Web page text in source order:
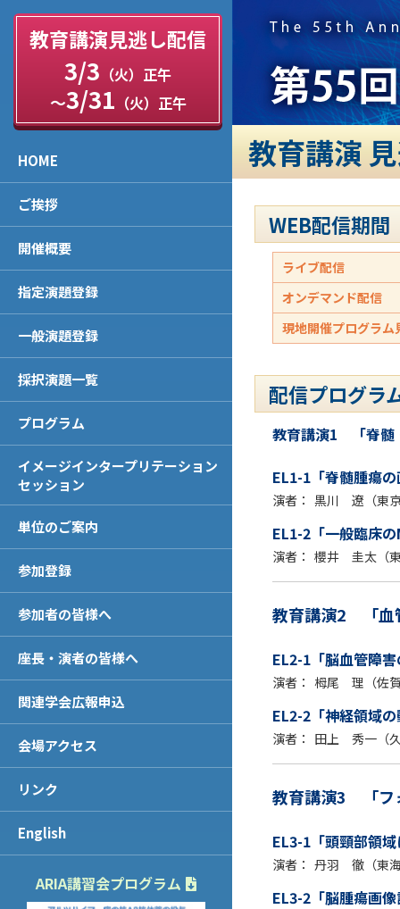
教育講演見逃し配信
3/3 （火）正午
～3/31 （火）正午
HOME
ご挨拶
開催概要
指定演題登録
一般演題登録
採択演題一覧
プログラム
イメージインタープリテーション
セッション
単位のご案内
参加登録
参加者の皆様へ
座長・演者の皆様へ
関連学会広報申込
会場アクセス
リンク
English
ARIA講習会プログラム
教育講演
WEB配信期間
ライブ配信
オンデマンド配信
現地開催プログラム
配信プログラ
教育講演1 「脊髄
EL1-1「脊髄腫瘍
演者： 黒川 遼（東
EL1-2「一般臨床
演者： 櫻井 圭太（
教育講演2 「血
EL2-1「脳血管障
演者： 栂尾 理（佐
EL2-2「神経領域
演者： 田上 秀一（
教育講演3 「フ
EL3-1「頭頸部領
演者： 丹羽 徹（東海
EL3-2「脳腫瘍画